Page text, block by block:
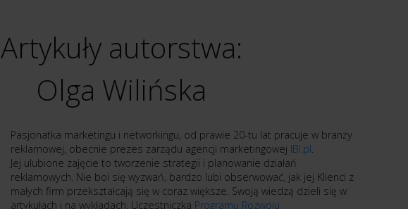
Artykuły autorstwa:
Olga Wilińska
Pasjonatka marketingu i networkingu, od prawie 20-tu lat pracuje w branży
reklamowej, obecnie prezes zarządu agencji marketingowej IBI.pl.
Jej ulubione zajęcie to tworzenie strategii i planowanie działań
reklamowych. Nie boi się wyzwań, bardzo lubi obserwować, jak jej Klienci z
małych firm przekształcają się w coraz większe. Swoją wiedzą dzieli się w
artykułach i na wykładach. Uczestniczka Programu Rozwoju